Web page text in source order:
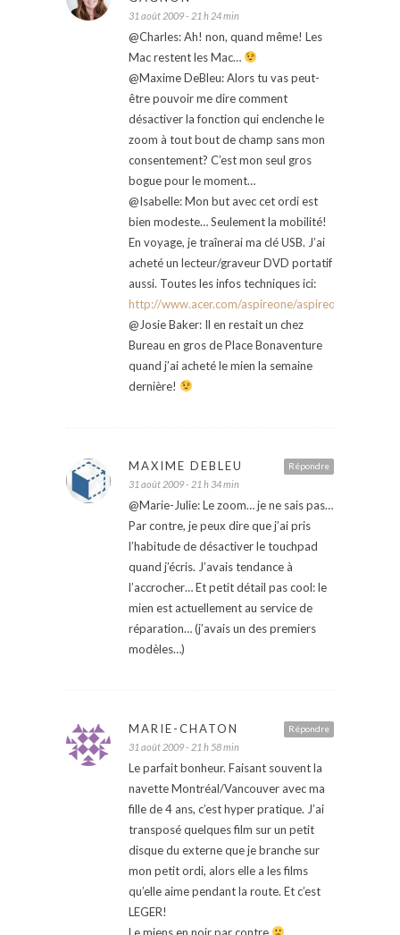
31 août 2009 - 21 h 24 min
@Charles: Ah! non, quand même! Les
Mac restent les Mac…
@Maxime DeBleu: Alors tu vas peut-
être pouvoir me dire comment
désactiver la fonction qui enclenche le
zoom à tout bout de champ sans mon
consentement? C’est mon seul gros
bogue pour le moment…
@Isabelle: Mon but avec cet ordi est
bien modeste… Seulement la mobilité!
En voyage, je traînerai ma clé USB. J’ai
acheté un lecteur/graveur DVD portatif
aussi. Toutes les infos techniques ici:
http://www.acer.com/aspireone/aspireone_8_9/
@Josie Baker: Il en restait un chez
Bureau en gros de Place Bonaventure
quand j’ai acheté le mien la semaine
dernière!
Répondre
MAXIME DEBLEU
31 août 2009 - 21 h 34 min
@Marie-Julie: Le zoom… je ne sais pas…
Par contre, je peux dire que j’ai pris
l’habitude de désactiver le touchpad
quand j’écris. J’avais tendance à
l’accrocher… Et petit détail pas cool: le
mien est actuellement au service de
réparation… (j’avais un des premiers
modèles…)
Répondre
MARIE-CHATON
31 août 2009 - 21 h 58 min
Le parfait bonheur. Faisant souvent la
navette Montréal/Vancouver avec ma
fille de 4 ans, c’est hyper pratique. J’ai
transposé quelques film sur un petit
disque du externe que je branche sur
mon petit ordi, alors elle a les films
qu’elle aime pendant la route. Et c’est
LEGER!
Le miens en noir par contre